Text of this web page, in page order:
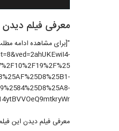
معرفی فیلم
معرفی فیلم دیدن این